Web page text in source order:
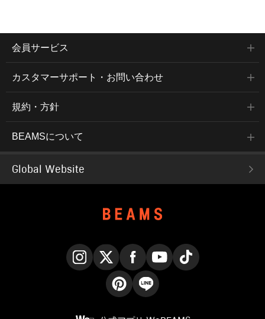
会員サービス
カスタマーサポート・お問い合わせ
規約・方針
BEAMSについて
Global Website